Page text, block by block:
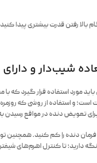
بالا رفتن قدرت بیشتری پیدا
شیب‌دار و دارای
مورد استفاده قرار گیرد
است؛ و استفاده از روشی که
تعویض دنده در مواقع رسیدن
دنده را کم کنید. همچنین
دارید؛ تا کنترل اهرم‌های